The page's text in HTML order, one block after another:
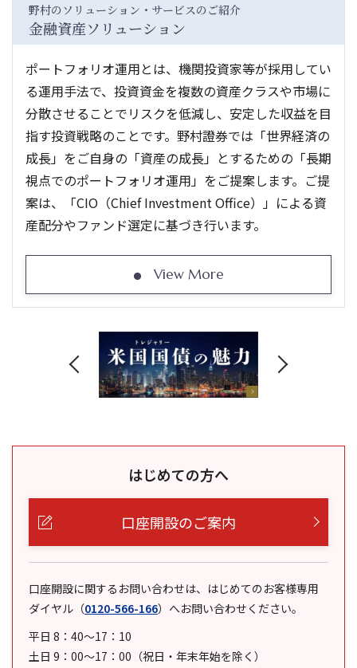
野村のソリューション・サービスのご紹介
金融資産ソリューション
ポートフォリオ運用とは、機関投資家等が採用してい
る運用手法で、投資資金を複数の資産クラスや市場に
分散させることでリスクを低減し、安定した収益を目
指す投資戦略のことです。野村證券では「世界経済の
成長」をご自身の「資産の成長」とするための「長期
視点でのポートフォリオ運用」をご提案します。ご提
案は、「CIO（Chief Investment Office）」による資
産配分やファンド選定に基づき行います。
View More
はじめての方へ
口座開設のご案内
口座開設に関するお問い合わせは、はじめてのお客様専用
ダイヤル （0120-566-166） へお問い合わせください。
平日 8：40～17：10
土日 9：00～17：00（祝日・年末年始を除く）